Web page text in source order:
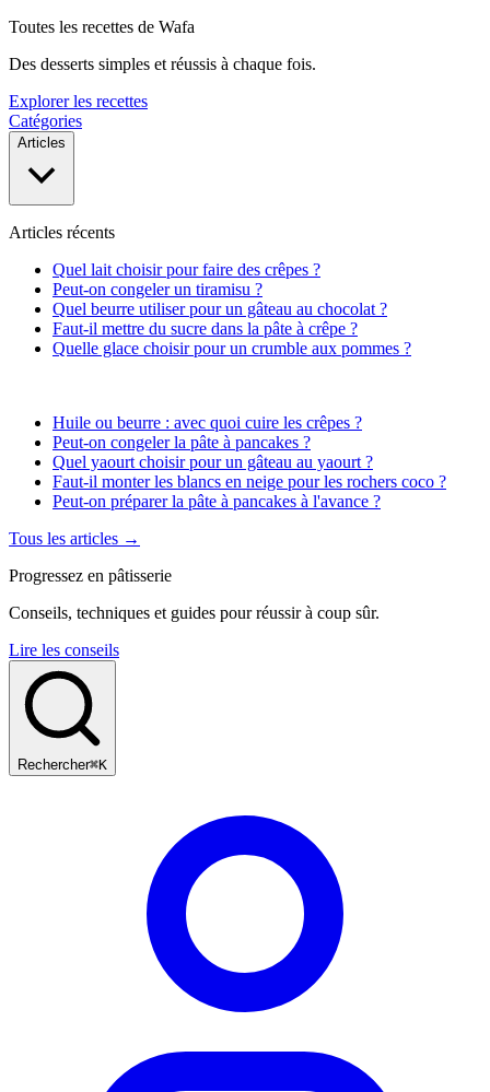
Toutes les recettes de Wafa
Des desserts simples et réussis à chaque fois.
Explorer les recettes
Catégories
Articles
Articles récents
Quel lait choisir pour faire des crêpes ?
Peut-on congeler un tiramisu ?
Quel beurre utiliser pour un gâteau au chocolat ?
Faut-il mettre du sucre dans la pâte à crêpe ?
Quelle glace choisir pour un crumble aux pommes ?
Huile ou beurre : avec quoi cuire les crêpes ?
Peut-on congeler la pâte à pancakes ?
Quel yaourt choisir pour un gâteau au yaourt ?
Faut-il monter les blancs en neige pour les rochers coco ?
Peut-on préparer la pâte à pancakes à l'avance ?
Tous les articles →
Progressez en pâtisserie
Conseils, techniques et guides pour réussir à coup sûr.
Lire les conseils
Rechercher⌘K